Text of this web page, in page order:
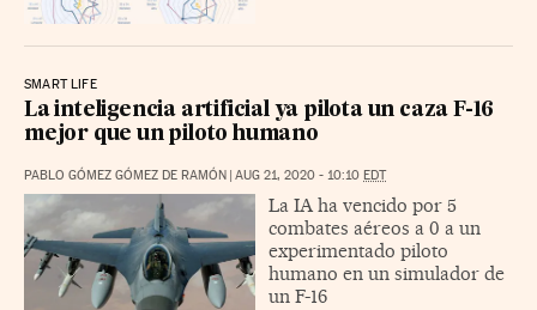
SMART LIFE
La inteligencia artificial ya pilota un caza F-16
mejor que un piloto humano
PABLO GÓMEZ GÓMEZ DE RAMÓN AUG 21, 2020 - 10:10 EDT
La IA ha vencido por 5
combates aéreos a 0 a un
experimentado piloto
humano en un simulador de
un F-16